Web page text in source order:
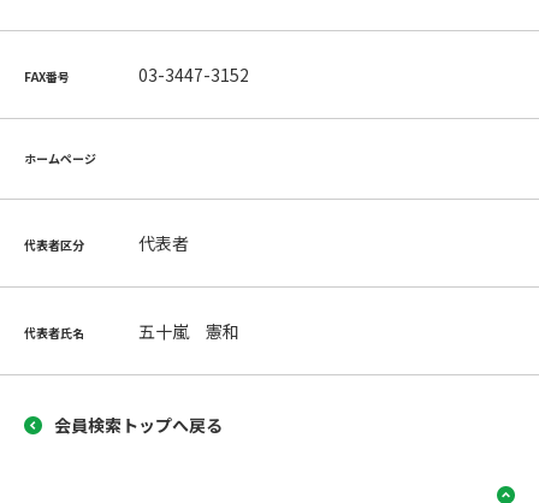
FAX番号 03-3447-3152
ホームページ
代表者区分 代表者
代表者氏名 五十嵐 憲和
会員検索トップへ戻る